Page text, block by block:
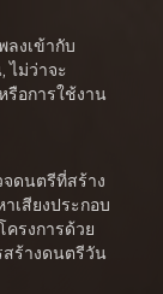
งเข้ากับ
ไม่ว่าจะ
รือการใช้งาน
จดนตรีที่สร้าง
เสียงประกอบ
รงการด้วย
สร้างดนตรีวัน